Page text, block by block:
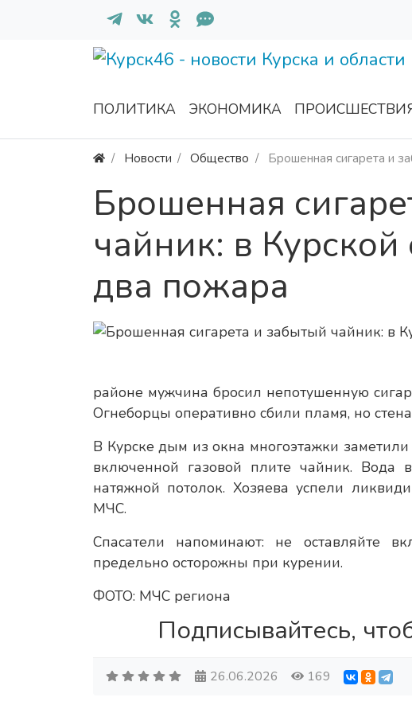
ПОЛИТИКА ЭКОНОМИКА
Новости Общество Брошенная сигарета и
Брошенная
чайник: в
два пожара
районе мужчина бросил непотушенную
Огнеборцы оперативно сбили пламя, но
В Курске дым из окна многоэтажки
включенной газовой плите чайник. Вода
натяжной потолок. Хозяева успели
МЧС.
Спасатели напоминают: не оставляйте
предельно осторожны при курении.
ФОТО: МЧС региона
Подписывайтесь,
26.06.2026 169